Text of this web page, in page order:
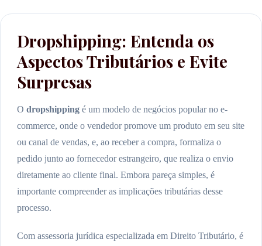
Dropshipping: Entenda os
Aspectos Tributários e Evite
Surpresas
O dropshipping é um modelo de negócios popular no e-
commerce, onde o vendedor promove um produto em seu site
ou canal de vendas, e, ao receber a compra, formaliza o
pedido junto ao fornecedor estrangeiro, que realiza o envio
diretamente ao cliente final. Embora pareça simples, é
importante compreender as implicações tributárias desse
processo.
Com assessoria jurídica especializada em Direito Tributário, é